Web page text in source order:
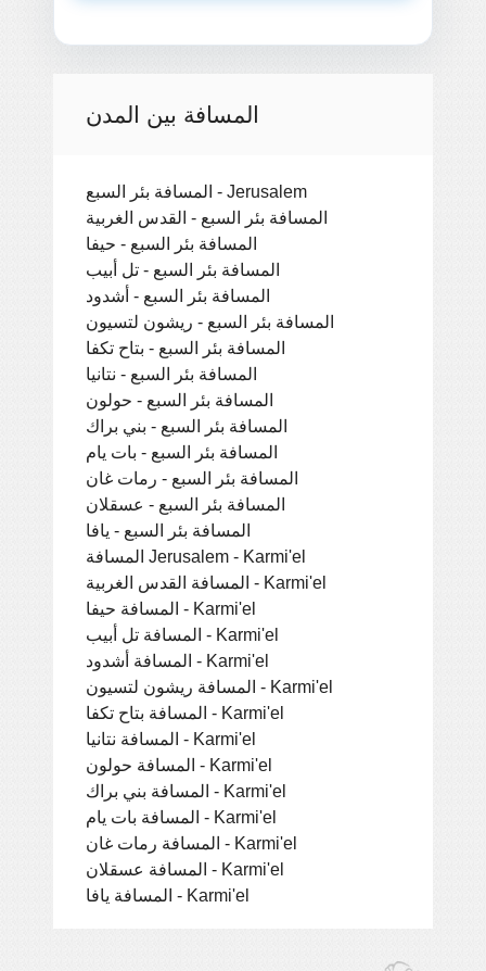
المسافة بين المدن
المسافة بئر السبع - Jerusalem
المسافة بئر السبع - القدس الغربية
المسافة بئر السبع - حيفا
المسافة بئر السبع - تل أبيب
المسافة بئر السبع - أشدود
المسافة بئر السبع - ريشون لتسيون
المسافة بئر السبع - بتاح تكفا
المسافة بئر السبع - نتانيا
المسافة بئر السبع - حولون
المسافة بئر السبع - بني براك
المسافة بئر السبع - بات يام
المسافة بئر السبع - رمات غان
المسافة بئر السبع - عسقلان
المسافة بئر السبع - يافا
المسافة Jerusalem - Karmi'el
المسافة القدس الغربية - Karmi'el
المسافة حيفا - Karmi'el
المسافة تل أبيب - Karmi'el
المسافة أشدود - Karmi'el
المسافة ريشون لتسيون - Karmi'el
المسافة بتاح تكفا - Karmi'el
المسافة نتانيا - Karmi'el
المسافة حولون - Karmi'el
المسافة بني براك - Karmi'el
المسافة بات يام - Karmi'el
المسافة رمات غان - Karmi'el
المسافة عسقلان - Karmi'el
المسافة يافا - Karmi'el